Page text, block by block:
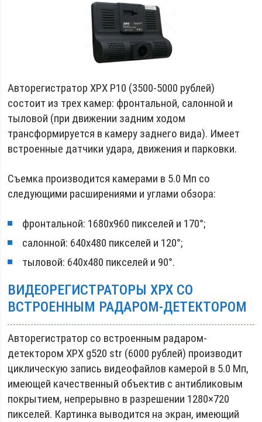
Авторегистратор XPX P10 (3500-5000 рублей)
состоит из трех камер: фронтальной, салонной и
тыловой (при движении задним ходом
трансформируется в камеру заднего вида). Имеет
встроенные датчики удара, движения и парковки.
Съемка производится камерами в 5.0 Мп со
следующими расширениями и углами обзора:
фронтальной: 1680х960 пикселей и 170°;
салонной: 640х480 пикселей и 120°;
тыловой: 640х480 пикселей и 90°.
ВИДЕОРЕГИСТРАТОРЫ XPX СО
ВСТРОЕННЫМ РАДАРОМ-ДЕТЕКТОРОМ
Авторегистратор со встроенным радаром-
детектором XPX g520 str (6000 рублей) производит
циклическую запись видеофайлов камерой в 5.0 Мп,
имеющей качественный объектив с антибликовым
покрытием, непрерывно в разрешении 1280×720
пикселей. Картинка выводится на экран, имеющий